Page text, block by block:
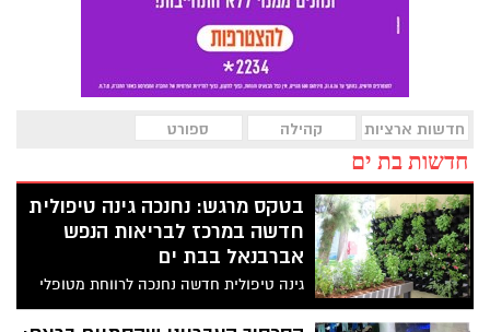
חדשות ארציות קהילה ספורט
חדשות בת ים
בטקס מרגש: נחנכה גינה טיפולית
חדשה במרכז לבריאות הנפש
אברבנאל בבת ים
גינה טיפולית חדשה נחנכה לרווחת מטופלי
המרכז לבריאות הנפש אברבנאל בבת ים.